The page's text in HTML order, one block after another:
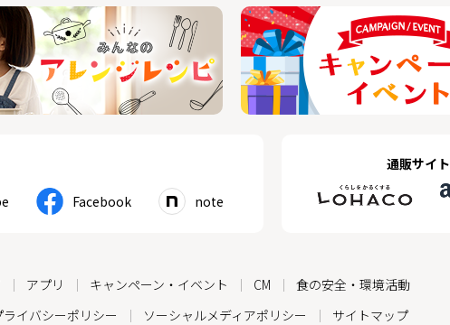
Facebook note
通販サイト
アプリ キャンペーン・イベント CM
食の安全・環境活動
ライバシーポリシー ソーシャルメディアポリシー サイトマップ